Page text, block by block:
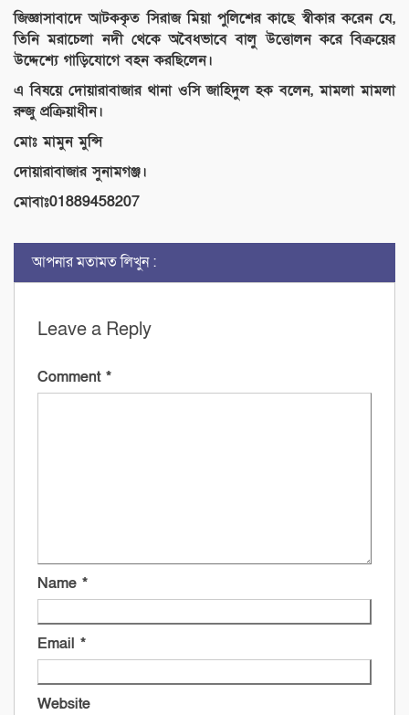
জিজ্ঞাসাবাদে আটককৃত সিরাজ মিয়া পুলিশের কাছে স্বীকার করেন যে,
তিনি মরাচেলা নদী থেকে অবৈধভাবে বালু উত্তোলন করে বিক্রয়ের
উদ্দেশ্যে গাড়িযোগে বহন করছিলেন।
এ বিষয়ে দোয়ারাবাজার থানা ওসি জাহিদুল হক বলেন, মামলা মামলা
রুজু প্রক্রিয়াধীন।
মোঃ মামুন মুন্সি
দোয়ারাবাজার সুনামগঞ্জ।
মোবাঃ01889458207
আপনার মতামত লিখুন :
Leave a Reply
Comment *
Name *
Email *
Website